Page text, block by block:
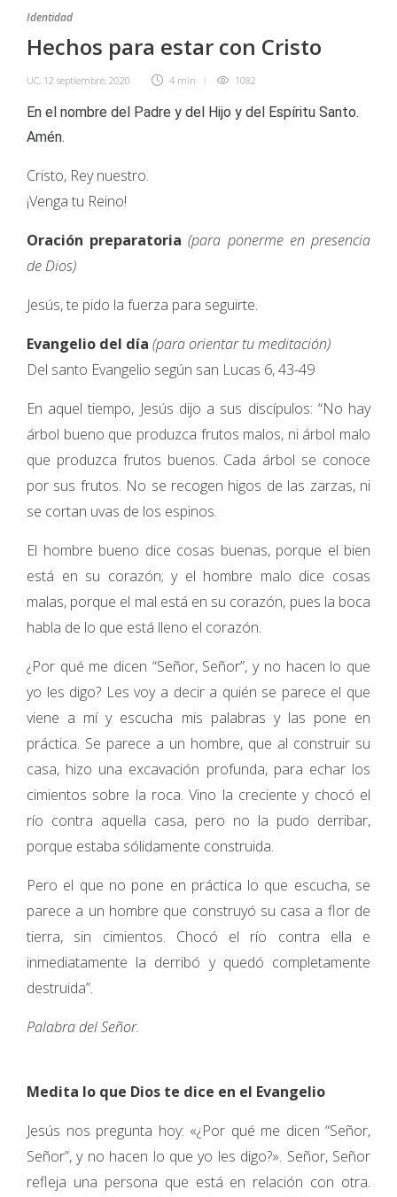
Identidad
Hechos para estar con Cristo
UC, 12 septiembre, 2020 4 min 1082
En el nombre del Padre y del Hijo y del Espíritu Santo.
Amén.
Cristo, Rey nuestro.
¡Venga tu Reino!
Oración preparatoria (para ponerme en presencia
de Dios)
Jesús, te pido la fuerza para seguirte.
Evangelio del día (para orientar tu meditación)
Del santo Evangelio según san Lucas 6, 43-49
En aquel tiempo, Jesús dijo a sus discípulos: “No hay
árbol bueno que produzca frutos malos, ni árbol malo
que produzca frutos buenos. Cada árbol se conoce
por sus frutos. No se recogen higos de las zarzas, ni
se cortan uvas de los espinos.
El hombre bueno dice cosas buenas, porque el bien
está en su corazón; y el hombre malo dice cosas
malas, porque el mal está en su corazón, pues la boca
habla de lo que está lleno el corazón.
¿Por qué me dicen “Señor, Señor”, y no hacen lo que
yo les digo? Les voy a decir a quién se parece el que
viene a mí y escucha mis palabras y las pone en
práctica. Se parece a un hombre, que al construir su
casa, hizo una excavación profunda, para echar los
cimientos sobre la roca. Vino la creciente y chocó el
río contra aquella casa, pero no la pudo derribar,
porque estaba sólidamente construida.
Pero el que no pone en práctica lo que escucha, se
parece a un hombre que construyó su casa a flor de
tierra, sin cimientos. Chocó el río contra ella e
inmediatamente la derribó y quedó completamente
destruida”.
Palabra del Señor.
Medita lo que Dios te dice en el Evangelio
Jesús nos pregunta hoy: «¿Por qué me dicen “Señor,
Señor”, y no hacen lo que yo les digo?». Señor, Señor
refleja una persona que está en relación con otra.